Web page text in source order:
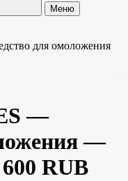
Меню
для омоложения
—
—
RUB